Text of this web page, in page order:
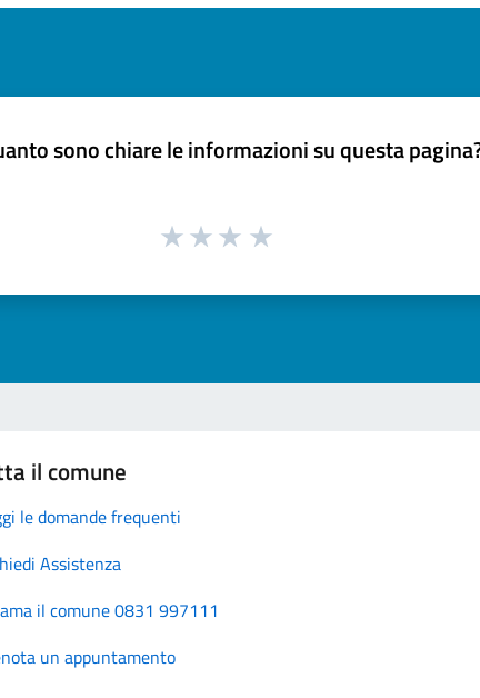
sono chiare le informazioni su questa
il comune
le domande frequenti
Assistenza
il comune 0831 997111
un appuntamento